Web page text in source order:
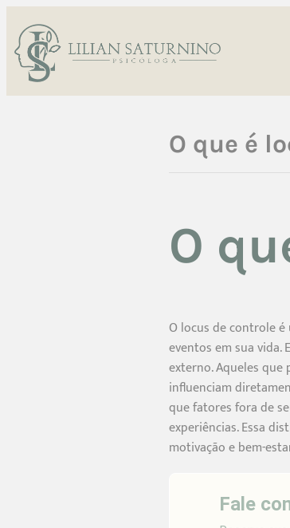
O que é
O
O locus de controle
eventos em sua
externo. Aqueles
influenciam
que fatores fora de
experiências. Essa
motivação e bem-
Fale